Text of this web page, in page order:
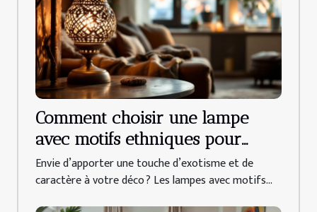
Comment choisir une lampe
avec motifs ethniques pour
votre intérieur ?
Envie d’apporter une touche d’exotisme et de
caractère à votre déco ? Les lampes avec motifs...